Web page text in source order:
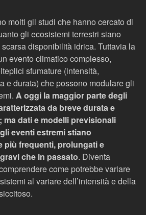
molti gli studi che hanno cercato di
gli ecosistemi terrestri siano
disponibilità idrica. Tuttavia la
evento climatico complesso,
sfumature (intensità,
e durata) che possono modulare gli
A oggi la maggior parte degli
da breve durata e
ma dati e modelli previsionali
eventi estremi stiano
più frequenti, prolungati e
che in passato. Diventa
come potrebbe variare
al variare dell’intensità e della